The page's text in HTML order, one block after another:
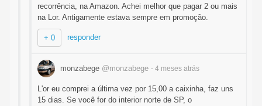
recorrência, na Amazon. Achei melhor que pagar 2 ou mais
na Lor. Antigamente estava sempre em promoção.
+ 0 responder
monzabege @monzabege - 4 meses atrás
L'or eu comprei a última vez por 15,00 a caixinha, faz uns
15 dias. Se você for do interior norte de SP, o